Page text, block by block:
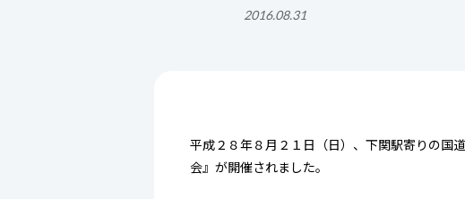
2016.08.31
平成２８年８月２１日（日）、下関駅寄りの国
会』が開催されました。